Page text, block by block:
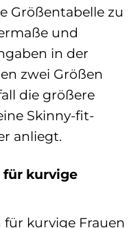
Größentabelle zu
und
in der
zwei Größen
die größere
Skinny-fit-
anliegt.
für kurvige
für kurvige Frauen